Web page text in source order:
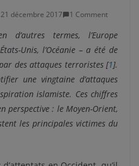
21 décembre 2017 1 Comment
d’autres termes, l’Europe
Unis, l’Océanie – a été de
des attaques terroristes [1].
une vingtaine d’attaques
islamiste. Ces chiffres
perspective : le Moyen-Orient,
les principales victimes du